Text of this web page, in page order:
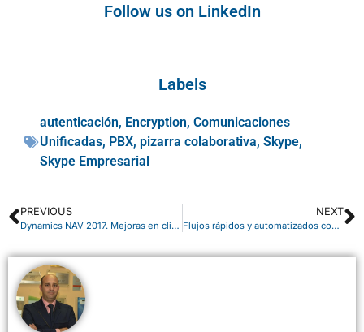
Follow us on LinkedIn
Labels
autenticación, Encryption, Comunicaciones
Unificadas, PBX, pizarra colaborativa, Skype,
Skype Empresarial
PREVIOUS
Dynamics NAV 2017. Mejoras en cliente Web
NEXT
Flujos rápidos y automatizados con Microsoft Flow